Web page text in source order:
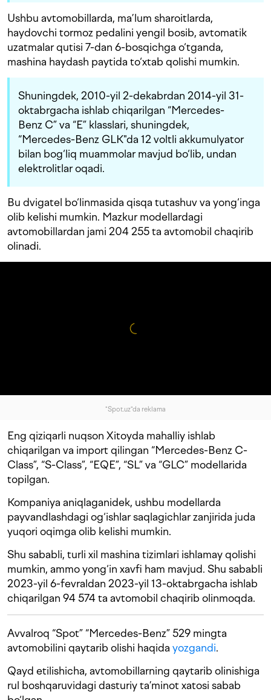
Ushbu avtomobillarda, ma’lum sharoitlarda,
haydovchi tormoz pedalini yengil bosib, avtomatik
uzatmalar qutisi 7-dan 6-bosqichga o‘tganda,
mashina haydash paytida to‘xtab qolishi mumkin.
Shuningdek, 2010-yil 2-dekabrdan 2014-yil 31-
oktabrgacha ishlab chiqarilgan “Mercedes-
Benz C” va “E” klasslari, shuningdek,
“Mercedes-Benz GLK"da 12 voltli akkumulyator
bilan bog‘liq muammolar mavjud bo‘lib, undan
elektrolitlar oqadi.
Bu dvigatel bo‘linmasida qisqa tutashuv va yong‘inga
olib kelishi mumkin. Mazkur modellardagi
avtomobillardan jami 204 255 ta avtomobil chaqirib
olinadi.
"Spot.uz"da reklama
Eng qiziqarli nuqson Xitoyda mahalliy ishlab
chiqarilgan va import qilingan “Mercedes-Benz C-
Class”, “S-Class”, “EQE”, “SL” va “GLC” modellarida
topilgan.
Kompaniya aniqlaganidek, ushbu modellarda
payvandlashdagi og‘ishlar saqlagichlar zanjirida juda
yuqori oqimga olib kelishi mumkin.
Shu sababli, turli xil mashina tizimlari ishlamay qolishi
mumkin, ammo yong‘in xavfi ham mavjud. Shu sababli
2023-yil 6-fevraldan 2023-yil 13-oktabrgacha ishlab
chiqarilgan 94 574 ta avtomobil chaqirib olinmoqda.
Avvalroq “Spot” “Mercedes-Benz” 529 mingta
avtomobilini qaytarib olishi haqida yozgandi.
Qayd etilishicha, avtomobillarning qaytarib olinishiga
rul boshqaruvidagi dasturiy ta’minot xatosi sabab